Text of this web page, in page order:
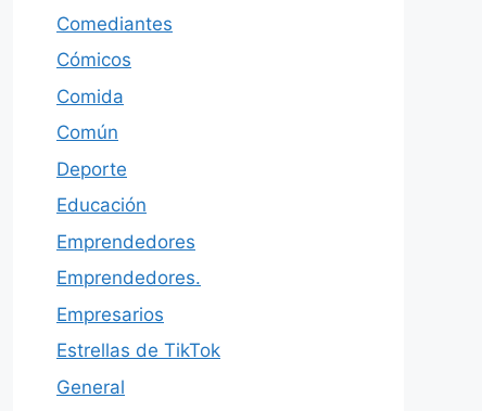
Comediantes
Cómicos
Comida
Común
Deporte
Educación
Emprendedores
Emprendedores.
Empresarios
Estrellas de TikTok
General